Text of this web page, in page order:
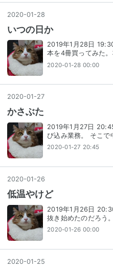
2020-01 -28
いつの日か
2019年1月28日
本を4冊買ってみた
2020-01-28 00:00
2020-01 -27
かさぶた
2019年1月27日
び込み業務。 そこで
2020-01-27 20:45
2020-01 -26
低温やけど
2019年1月26日
抜き始めたのだろう
2020-01-26 00:00
2020-01-25